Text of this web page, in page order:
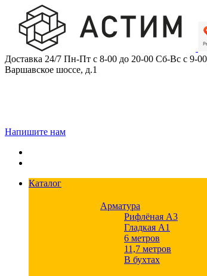
content
Доставка 24/7 Пн-Пт с 8-00 до 20-00 Сб-Вс с 9-
Варшавское шоссе, д.1
Напишите нам
Каталог
Арматура
Рифлёная А3
Гладкая А1
6 метров
11,7 метров
В бухтах